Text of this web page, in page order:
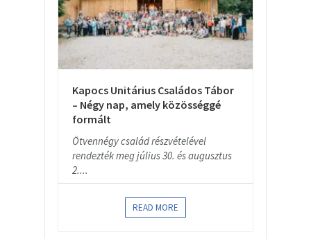
Kapocs Unitárius Családos Tábor
– Négy nap, amely közösséggé
formált
Ötvennégy család részvételével
rendezték meg július 30. és augusztus
2....
READ MORE